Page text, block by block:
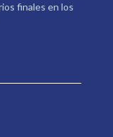
finales en los